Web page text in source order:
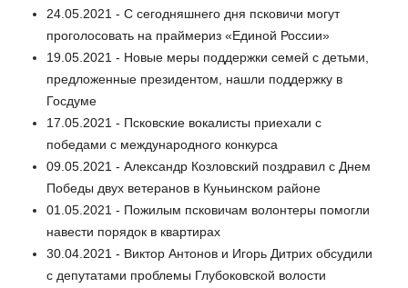
24.05.2021 - С сегодняшнего дня псковичи могут
проголосовать на праймериз «Единой России»
19.05.2021 - Новые меры поддержки семей с детьми,
предложенные президентом, нашли поддержку в
Госдуме
17.05.2021 - Псковские вокалисты приехали с
победами с международного конкурса
09.05.2021 - Александр Козловский поздравил с Днем
Победы двух ветеранов в Куньинском районе
01.05.2021 - Пожилым псковичам волонтеры помогли
навести порядок в квартирах
30.04.2021 - Виктор Антонов и Игорь Дитрих обсудили
с депутатами проблемы Глубоковской волости